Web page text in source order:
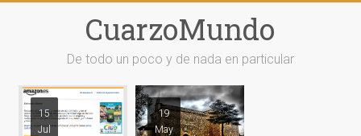
CuarzoMundo
De todo un poco y de nada en particular
15
Jul
19
May